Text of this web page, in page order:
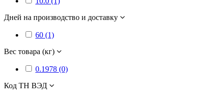
Дней на производство и доставку
60 (1)
Вес товара (кг)
0.1978 (0)
Код ТН ВЭД